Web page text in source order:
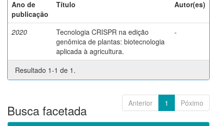
Ano de
publicação
Título Autor(es)
2020
Tecnologia CRISPR na edição
genômica de plantas: biotecnologia
aplicada à agricultura.
-
Resultado 1-1 de 1.
Anterior 1 Póximo
Busca facetada